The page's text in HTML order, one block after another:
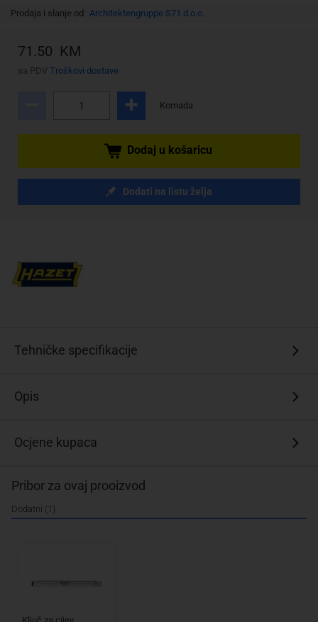
Prodaja i slanje od: Architektengruppe S71 d.o.o.
71.50 KM
sa PDV Troškovi dostave
Komada
Dodaj u košaricu
Dodati na listu želja
Tehničke specifikacije
Opis
Ocjene kupaca
Pribor za ovaj prooizvod
Dodatni (1)